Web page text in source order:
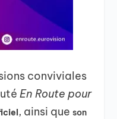
conviviales
En Route pour
, ainsi queson